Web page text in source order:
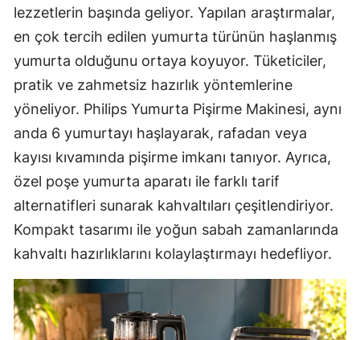
lezzetlerin başında geliyor. Yapılan araştırmalar,
en çok tercih edilen yumurta türünün haşlanmış
yumurta olduğunu ortaya koyuyor. Tüketiciler,
pratik ve zahmetsiz hazırlık yöntemlerine
yöneliyor. Philips Yumurta Pişirme Makinesi, aynı
anda 6 yumurtayı haşlayarak, rafadan veya
kayısı kıvamında pişirme imkanı tanıyor. Ayrıca,
özel poşe yumurta aparatı ile farklı tarif
alternatifleri sunarak kahvaltıları çeşitlendiriyor.
Kompakt tasarımı ile yoğun sabah zamanlarında
kahvaltı hazırlıklarını kolaylaştırmayı hedefliyor.